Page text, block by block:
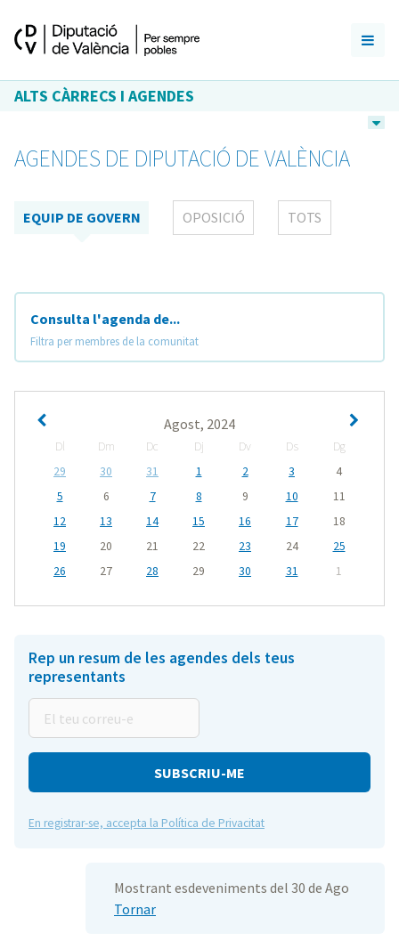
ALTS CÀRRECS I AGENDES
AGENDES DE DIPUTACIÓ DE VALÈNCIA
EQUIP DE GOVERN OPOSICIÓ TOTS
Consulta l'agenda de...
Filtra per membres de la comunitat
Agost, 2024
Dl Dm Dc Dj Dv Ds
Dg
29
30 31 1 2 3
4
5
6 7 8 9 10
11
12
13 14 15 16 17
18
19
20 21 22 23 24
25
26
27 28 29 30 31 1
Rep un resum de les agendes dels teus
representants
teu
correu-
En registrar-se, accepta la Política de Privacitat
Mostrant esdeveniments del 30 de Ago
Tornar